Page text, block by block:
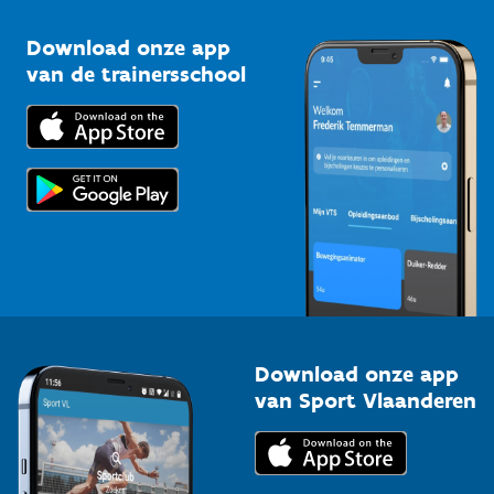
Bedrijven
Trainers en begeleiders
Topsporters
Kennisplatform
Downloads
Voor de pers
Download onze app
van de trainersschool
Download onze app
van Sport Vlaanderen